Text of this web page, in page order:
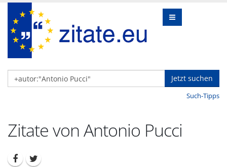
Jetzt suchen
Such-Tipps
Zitate von Antonio Pucci